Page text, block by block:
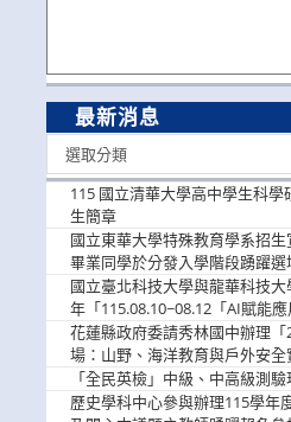
最新消息
選取分類
115 國立清華大學高中學生科
生簡章
國立東華大學特殊教育學系招
畢業同學於分發入學階段踴躍選
國立臺北科技大學與龍華科技
年「115.08.10~08.12「AI賦能
歡迎學生踴躍報名參加
花蓮縣政府委請秀林國中辦理
場：山野、海洋教育與戶外安
參加
「全民英檢」中級、中高級測
歷史學科中心參與辦理115學年